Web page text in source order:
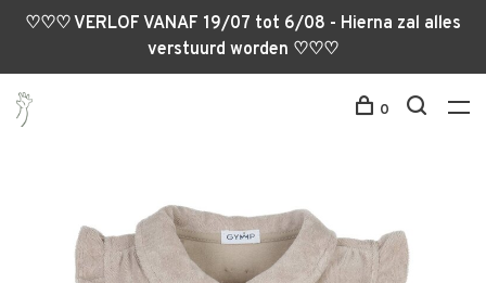
♡♡♡ VERLOF VANAF 19/07 tot 6/08 - Hierna zal alles
verstuurd worden ♡♡♡
0